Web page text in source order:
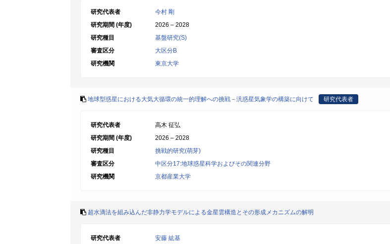
研究代表者
今村 剛
研究期間 (年度)
2026 – 2028
研究種目
基盤研究(S)
審査区分
大区分B
研究機関
東京大学
地球型惑星における大気大循環の統一的理解への挑戦－汎惑星気象学の構築に向けて 研究代表者
研究代表者
高木 征弘
研究期間 (年度)
2026 – 2028
研究種目
挑戦的研究(萌芽)
審査区分
中区分17:地球惑星科学およびその関連分野
研究機関
京都産業大学
超水滴法を組み込んだ非静力学モデルによる金星雲構造とその形成メカニズムの解明
研究代表者
安藤 紘基